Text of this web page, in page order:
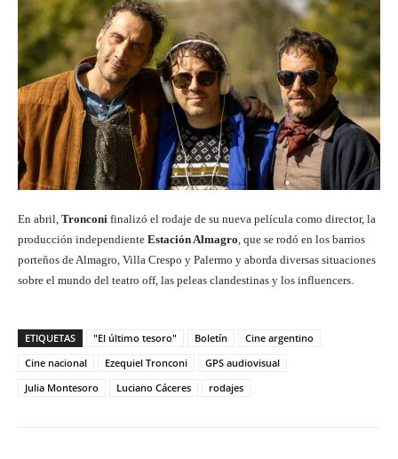
En abril, Tronconi finalizó el rodaje de su nueva película como director, la
producción independiente Estación Almagro , que se rodó en los barrios
porteños de Almagro, Villa Crespo y Palermo y aborda diversas situaciones
sobre el mundo del teatro off, las peleas clandestinas y los influencers.
ETIQUETAS "El último tesoro" Boletín
Cine argentino
Cine nacional
Ezequiel Tronconi
GPS audiovisual
Julia Montesoro
Luciano Cáceres rodajes